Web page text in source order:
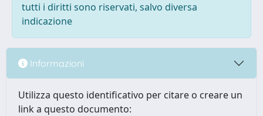
tutti i diritti sono riservati, salvo diversa
indicazione
Informazioni
Utilizza questo identificativo per citare o creare un
link a questo documento: